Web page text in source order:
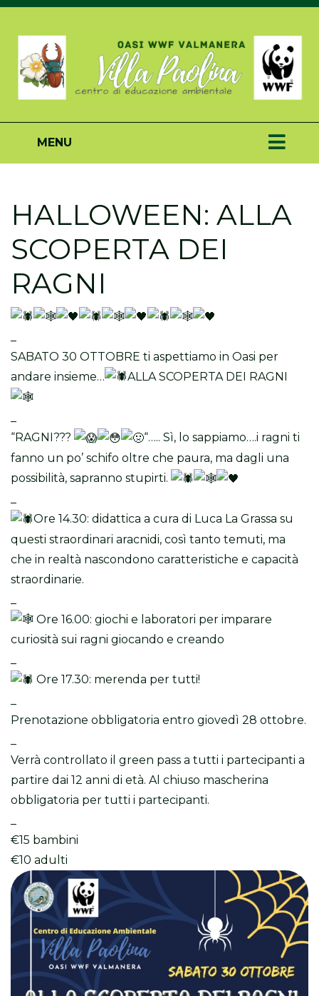
MENU
HALLOWEEN: ALLA
SCOPERTA DEI
RAGNI
SABATO 30 OTTOBRE ti aspettiamo in Oasi per
andare insieme…
ALLA SCOPERTA DEI RAGNI
“RAGNI???
“….. Sì, lo sappiamo….i ragni ti
fanno un po’ schifo oltre che paura, ma dagli una
possibilità, sapranno stupirti.
Ore 14.30: didattica a cura di Luca La Grassa su
questi straordinari aracnidi, così tanto temuti, ma
che in realtà nascondono caratteristiche e capacità
straordinarie.
Ore 16.00: giochi e laboratori per imparare
curiosità sui ragni giocando e creando
Ore 17.30: merenda per tutti!
Prenotazione obbligatoria entro giovedì 28 ottobre.
Verrà controllato il green pass a tutti i partecipanti a
partire dai 12 anni di età. Al chiuso mascherina
obbligatoria per tutti i partecipanti.
€15 bambini
€10 adulti